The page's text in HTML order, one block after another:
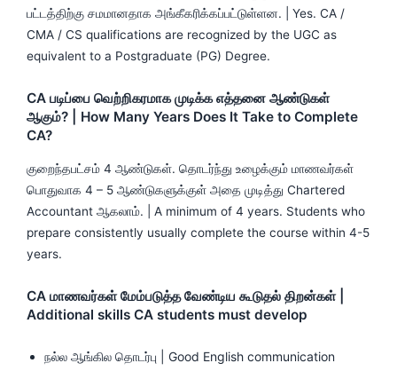
பட்டத்திற்கு சமமானதாக அங்கீகரிக்கப்பட்டுள்ளன. | Yes. CA /
CMA / CS qualifications are recognized by the UGC as
equivalent to a Postgraduate (PG) Degree.
CA படிப்பை வெற்றிகரமாக முடிக்க எத்தனை ஆண்டுகள்
ஆகும்? | How Many Years Does It Take to Complete
CA?
குறைந்தபட்சம் 4 ஆண்டுகள். தொடர்ந்து உழைக்கும் மாணவர்கள்
பொதுவாக 4 – 5 ஆண்டுகளுக்குள் அதை முடித்து Chartered
Accountant ஆகலாம். | A minimum of 4 years. Students who
prepare consistently usually complete the course within 4-5
years.
CA மாணவர்கள் மேம்படுத்த வேண்டிய கூடுதல் திறன்கள் |
Additional skills CA students must develop
நல்ல ஆங்கில தொடர்பு | Good English communication